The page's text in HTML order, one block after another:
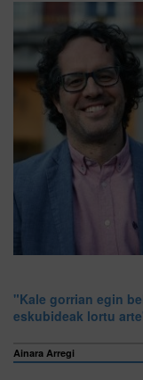
"Kale gorrian egin
eskubideak lortu
Ainara Arregi